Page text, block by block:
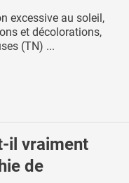
excessive au soleil,
et décolorations,
(TN) ...
il vraiment
de